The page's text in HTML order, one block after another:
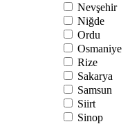
Nevşehir
Niğde
Ordu
Osmaniye
Rize
Sakarya
Samsun
Siirt
Sinop